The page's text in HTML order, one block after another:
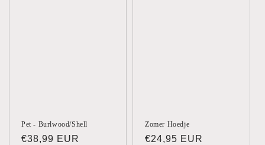
Pet - Burlwood/Shell
Normale
€38,99 EUR
Zomer Hoedje
Normale
€24,95 EUR